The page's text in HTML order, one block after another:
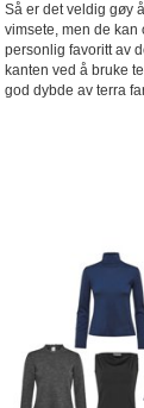
Så er det veldig gøy
vimsete, men de kan
personlig favoritt av
kanten ved å bruke
god dybde av terra